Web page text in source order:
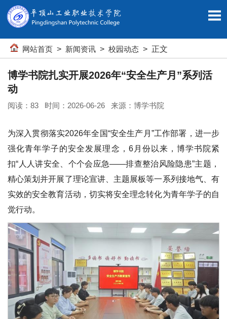
网站首页 > 新闻资讯 > 校园动态 > 正文
博学书院扎实开展2026年“安全生产月”系列活
动
阅读： 83 时间：2026-06-26 来源：博学书院
为深入贯彻落实2026年全国“安全生产月”工作部署，进一步
强化青年学子的安全发展理念，6月份以来，博学书院紧
扣“人人讲安全、个个会应急——排查整治风险隐患”主题，
精心策划并开展了理论宣讲、主题展板等一系列接地气、有
实效的安全教育活动，切实将安全理念转化为青年学子的自
觉行动。